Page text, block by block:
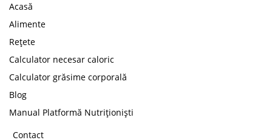
Acasă
Alimente
Rețete
Calculator necesar caloric
Calculator grăsime corporală
Blog
Manual Platformă Nutriționiști
Contact